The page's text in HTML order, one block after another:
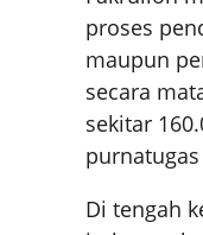
proses
maupun
secara
sekitar
Di tengah